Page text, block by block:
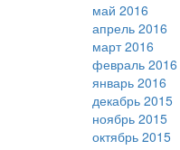
май 2016
апрель 2016
март 2016
февраль 2016
январь 2016
декабрь 2015
ноябрь 2015
октябрь 2015